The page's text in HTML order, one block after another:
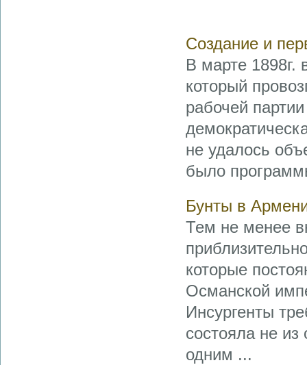
Создание и
В марте 1898г.
который
рабочей
не удалось
было
Бунты в
Тем не менее
которые
Османской
Инсургенты
состояла не
одним ...